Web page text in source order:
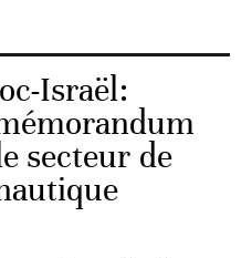
Israël:
secteur de